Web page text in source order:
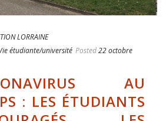
LORRAINE
étudiante/université Posted22 octobre
AU
: LES ÉTUDIANTS